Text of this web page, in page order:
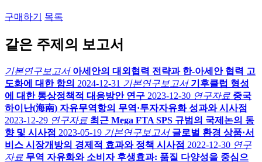
구매하기 목록
같은 주제의 보고서
기본연구보고서 아세안의 대외협력 전략과 한-아세안 협력 고
도화에 대한 함의 2024-12-31 기본연구보고서 기후클럽 형성
에 대한 통상정책적 대응방안 연구 2023-12-30 연구자료 중국
하이난(海南) 자유무역항의 무역·투자자유화 성과와 시사점
2023-12-29 연구자료 최근 Mega FTA SPS 규범의 국제논의 동
향 및 시사점 2023-05-19 기본연구보고서 글로벌 환경 상품·서
비스 시장개방의 경제적 효과와 정책 시사점 2022-12-30 연구
자료 무역 자유화와 소비자 후생효과: 품질 다양성을 중심으